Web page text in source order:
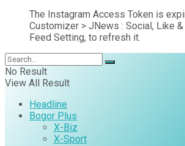
The Instagram Access Token is
Customizer > JNews : Social, Like
Feed Setting, to refresh it.
No Result
View All Result
Headline
Bogor Plus
X-Biz
X-Sport